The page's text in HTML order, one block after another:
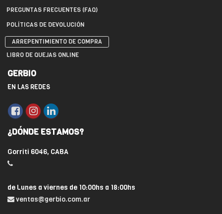
PREGUNTAS FRECUENTES (FAQ)
POLÍTICAS DE DEVOLUCIÓN
ARREPENTIMIENTO DE COMPRA
LIBRO DE QUEJAS ONLINE
GERBIO
EN LAS REDES
¿DÓNDE ESTAMOS?
Gorriti 6046, CABA
de Lunes a viernes de 10:00hs a 18:00hs
ventas@gerbio.com.ar